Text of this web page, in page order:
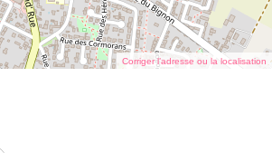
Corriger l’adresse ou la localisation